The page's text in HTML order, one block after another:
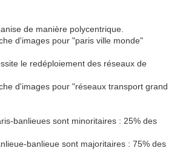
de manière polycentrique.
le redéploiement des réseaux de
banlieues sont minoritaires : 25% des
banlieue sont majoritaires : 75% des